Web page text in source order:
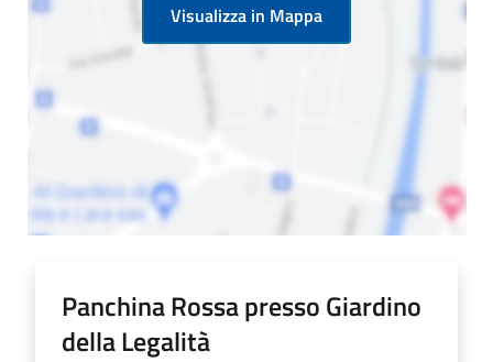
Visualizza in Mappa
Panchina Rossa presso Giardino
della Legalità